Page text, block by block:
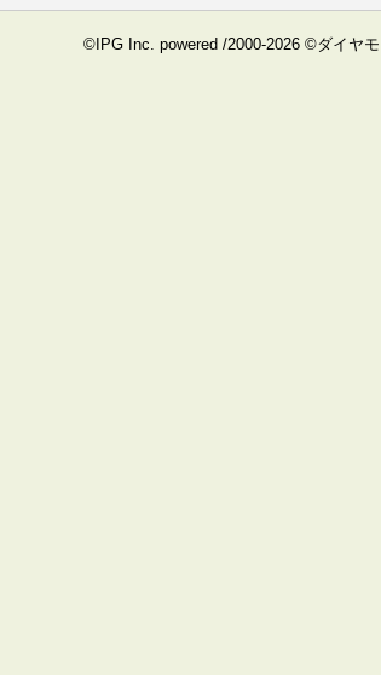
©IPG Inc. powered /2000-2026 ©ダイヤ